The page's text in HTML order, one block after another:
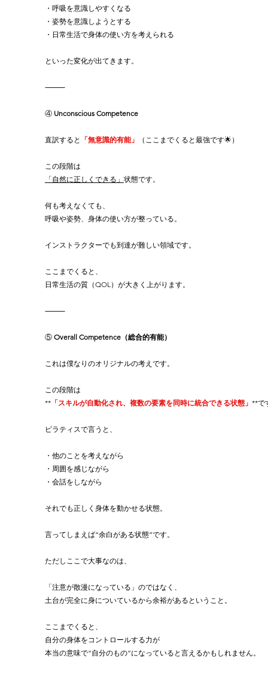
・呼吸を意識しやすくなる
・姿勢を意識しようとする
・日常生活で身体の使い方を考えられる
といった変化が出てきます。
⸻
④ Unconscious Competence
直訳すると 「無意識的有能」 （ここまでくると最強です🌟）
この段階は
「自然に正しくできる」 状態です。
何も考えなくても、
呼吸や姿勢、身体の使い方が整っている。
インストラクターでも到達が難しい領域です。
ここまでくると、
日常生活の質（QOL）が大きく上がります。
⸻
⑤ Overall Competence（総合的有能）
これは僕なりのオリジナルの考えです。
この段階は
**「スキルが自動化され、複数の要素を同時に統合できる状態」 **で
ピラティスで言うと、
・他のことを考えながら
・周囲を感じながら
・会話をしながら
それでも正しく身体を動かせる状態。
言ってしまえば“余白がある状態”です。
ただしここで大事なのは、
「注意が散漫になっている」のではなく、
土台が完全に身についているから余裕があるということ。
ここまでくると、
自分の身体をコントロールする力が
本当の意味で“自分のもの”になっていると言えるかもしれません。